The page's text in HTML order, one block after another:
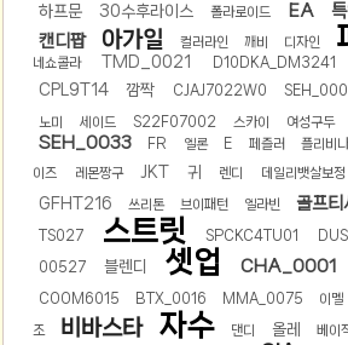
해외 가수
해외 배우
네일아트
다이어트
하프문 30수후라이스 폴라로이드 EA
캔디팝 아가일 컬러라인 깨비 디자인
네쇼콜라
TMD_0021 D10DKA_DM3241
CPL9T14 깜짝 CJAJ7022W0
노미 세이드 S22F07002 스카이 여성구두
SEH_0033 FR 엘론 E 페즐러 플리비
이즈
레몬짱구 JKT 귀 렌디 데일리뱃살보정
GFHT216 쓰리톤 브이패턴 엘라빈 골프티
TS027 스트릿 SPCKC4TU01
00527 블렌디 셋업 CHA_0001
COOM6015 BTX_0016 MMA_0075 이멜
조 비바스타 자수 댄디 올레 베이